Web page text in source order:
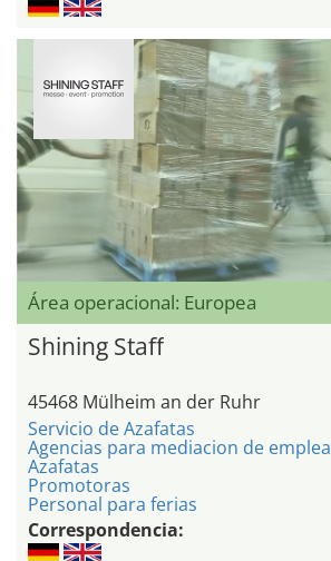
Área operacional: Europea
Shining Staff
45468 Mülheim an der Ruhr
Servicio de Azafatas
Agencias para mediacion de
Azafatas
Promotoras
Personal para ferias
Correspondencia: